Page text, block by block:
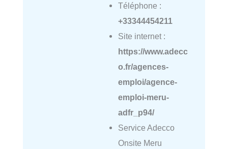
Téléphone :
+33344454211
Site internet :
https://www.adecc
o.fr/agences-
emploi/agence-
emploi-meru-
adfr_p94/
Service Adecco
Onsite Meru